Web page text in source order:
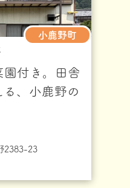
小鹿野町
園付き。田舎
、小鹿野の
2383-23